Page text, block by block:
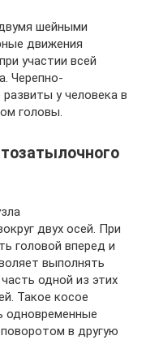
шейными
движения
участии всей
Черепно-
у человека в
головы.
двух осей. При
головой вперед и
выполнять
одной из этих
Такое косое
одновременные
в другую